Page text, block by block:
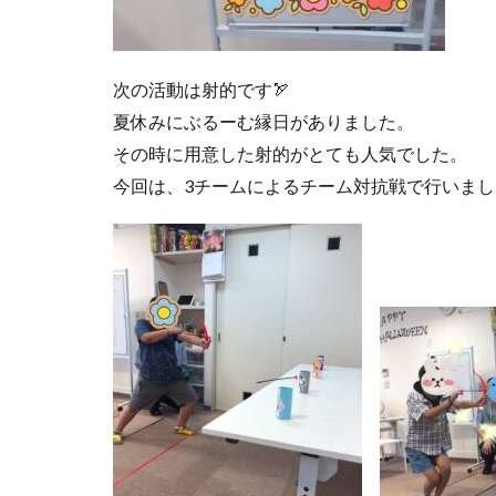
次の活動は射的です🏹
夏休みにぶるーむ縁日がありました。
その時に用意した射的がとても人気でした。
今回は、3チームによるチーム対抗戦で行いま